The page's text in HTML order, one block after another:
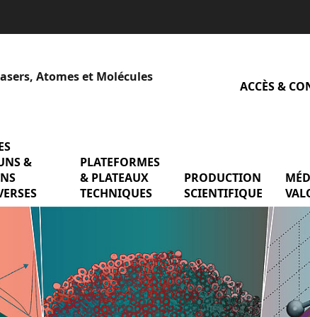
Atomes et Molécules
ACCÈS &
DE RECHERCHE
&
PLATEFORMES
& PLATEAUX
TECHNIQUES
menu PLATEFORMES &
PRODUCTION
SCIENTIFIQUE